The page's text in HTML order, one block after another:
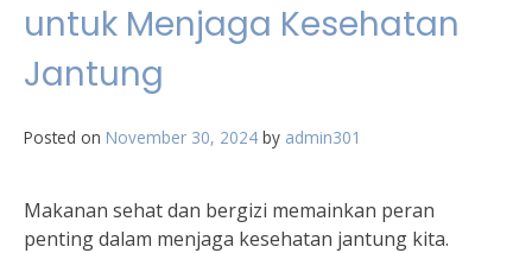
untuk Menjaga Kesehatan
Jantung
Posted on November 30, 2024 by admin301
Makanan sehat dan bergizi memainkan peran
penting dalam menjaga kesehatan jantung kita.